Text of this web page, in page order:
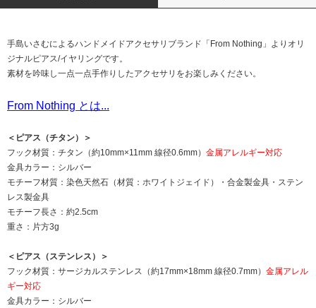
手島いさむによるハンドメイドアクセサリブランド「From Nothing」よりオリ
ジナルピアス/イヤリングです。
素材を吟味し一点一点手作りしたアクセサリをお楽しみください。
From Nothing とは...
＜ピアス（チタン）＞
フック材質：チタン（約10mm×11mm 線径0.6mm） 金属アレルギー対応
金具カラー：シルバー
モチーフ材質：染色天然石（材質：ホワイトジェイド）・合金製金具・ステン
レス製金具
モチーフ長さ：約2.5cm
重さ：片方3g
＜ピアス（ステンレス）＞
フック材質：サージカルステンレス（約17mm×18mm 線径0.7mm） 金属アレル
ギー対応
金具カラー：シルバー